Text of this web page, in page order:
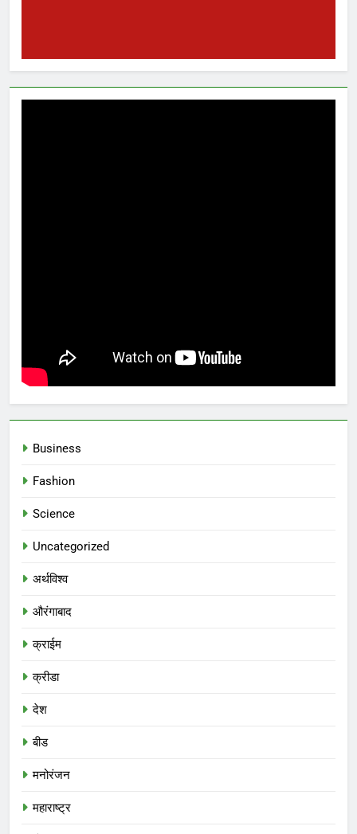
Business
Fashion
Science
Uncategorized
अर्थविश्व
औरंगाबाद
क्राईम
क्रीडा
देश
बीड
मनोरंजन
महाराष्ट्र